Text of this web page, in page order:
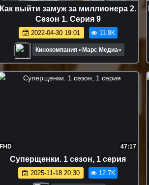
Как выйти замуж за миллионера 2.
Сезон 1. Серия 9
2022-04-30 19:01 11.9K
Кинокомпания «Марс Медиа»
FHD 47:17
Суперщенки. 1 сезон, 1 серия
2025-11-18 20:30 12.7K